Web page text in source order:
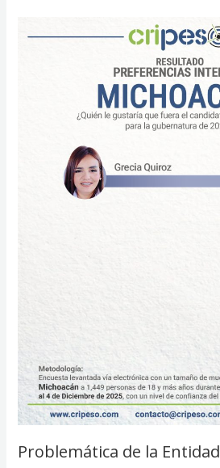
Problemática de la Entidad